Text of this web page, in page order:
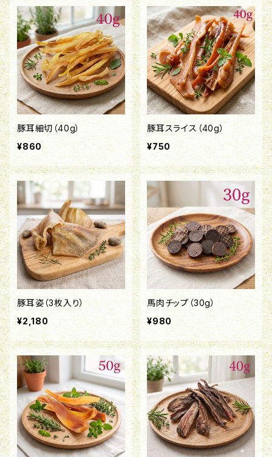
豚耳細切（40g）
¥860
豚耳スライス（40g）
¥750
豚耳姿（3枚入り）
¥2,180
馬肉チップ（30g）
¥980